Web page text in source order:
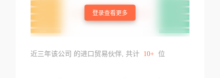
登录查看更多
近三年该公司 的进口贸易伙伴, 共计 10+ 位